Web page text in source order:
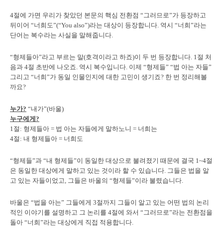
4절에 가면 우리가 찾았던 본문의 핵심 전환점 “그러므로”가 등장하고
뒤이어 “너희도”(“You also”)라는 대상이 등장합니다. 역시 “너희”라는
단어는 복수라는 사실을 말해줍니다.
“형제들아”라고 부르는 말(호격이라고 하죠)이 두 번 등장합니다. 1절 처
음과 4절 초반에 나오죠. 역시 복수입니다. 이제 “형제들” “법 아는 자들”
그리고 “너희”가 동일 인물인지에 대한 고민이 생기죠? 한 번 정리해볼
까요?
누가? “내가”(바울)
누구에게?
1절: 형제들아 = 법 아는 자들에게 말하노니 = 너희는
4절: 내 형제들아 = 너희도
“형제들”과 “내 형제들”이 동일한 대상으로 불려졌기 때문에 결국 1~4절
은 동일한 대상에게 말하고 있는 것이라 할 수 있습니다. 그들은 법을 알
고 있는 자들이었고, 그들은 바울의 “형제들”이라 불렸습니다.
바울은 “법을 아는” 그들에게 3절까지 그들이 알고 있는 어떤 법의 논리
적인 이야기를 설명하고 그 논리를 4절에 와서 “그러므로”라는 전환점을
돌아 “너희”라는 대상에게 직접 적용합니다.